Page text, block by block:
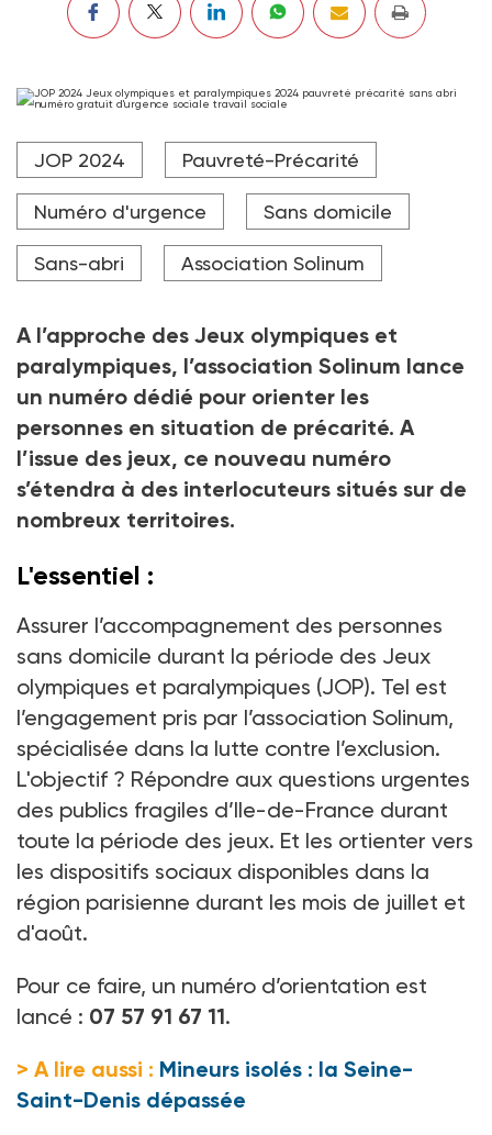
Selon l'assocation Solinum, le taux de pauvreté en Ile-
de-France s'élève à 15 %.
Crédit photo Laure Boyer / Hans Lucas / AFP
JOP 2024 Pauvreté-Précarité
Numéro d'urgence Sans domicile
Sans-abri Association Solinum
A l’approche des Jeux olympiques et
paralympiques, l’association Solinum lance
un numéro dédié pour orienter les
personnes en situation de précarité. A
l’issue des jeux, ce nouveau numéro
s’étendra à des interlocuteurs situés sur de
nombreux territoires.
L'essentiel :
Assurer l’accompagnement des personnes
sans domicile durant la période des Jeux
olympiques et paralympiques (JOP). Tel est
l’engagement pris par l’association Solinum,
spécialisée dans la lutte contre l’exclusion.
L'objectif ? Répondre aux questions urgentes
des publics fragiles d’Ile-de-France durant
toute la période des jeux. Et les ortienter vers
les dispositifs sociaux disponibles dans la
région parisienne durant les mois de juillet et
d'août.
Pour ce faire, un numéro d’orientation est
lancé : 07 57 91 67 11.
> A lire aussi : Mineurs isolés : la Seine-
Saint-Denis dépassée